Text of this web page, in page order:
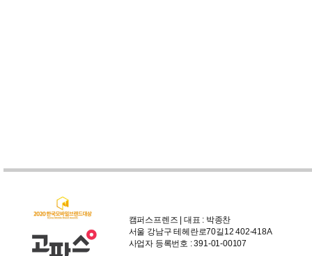
캠퍼스프렌즈 | 대표 : 박종찬
서울 강남구 테헤란로70길12 402-418A
사업자 등록번호 : 391-01-00107